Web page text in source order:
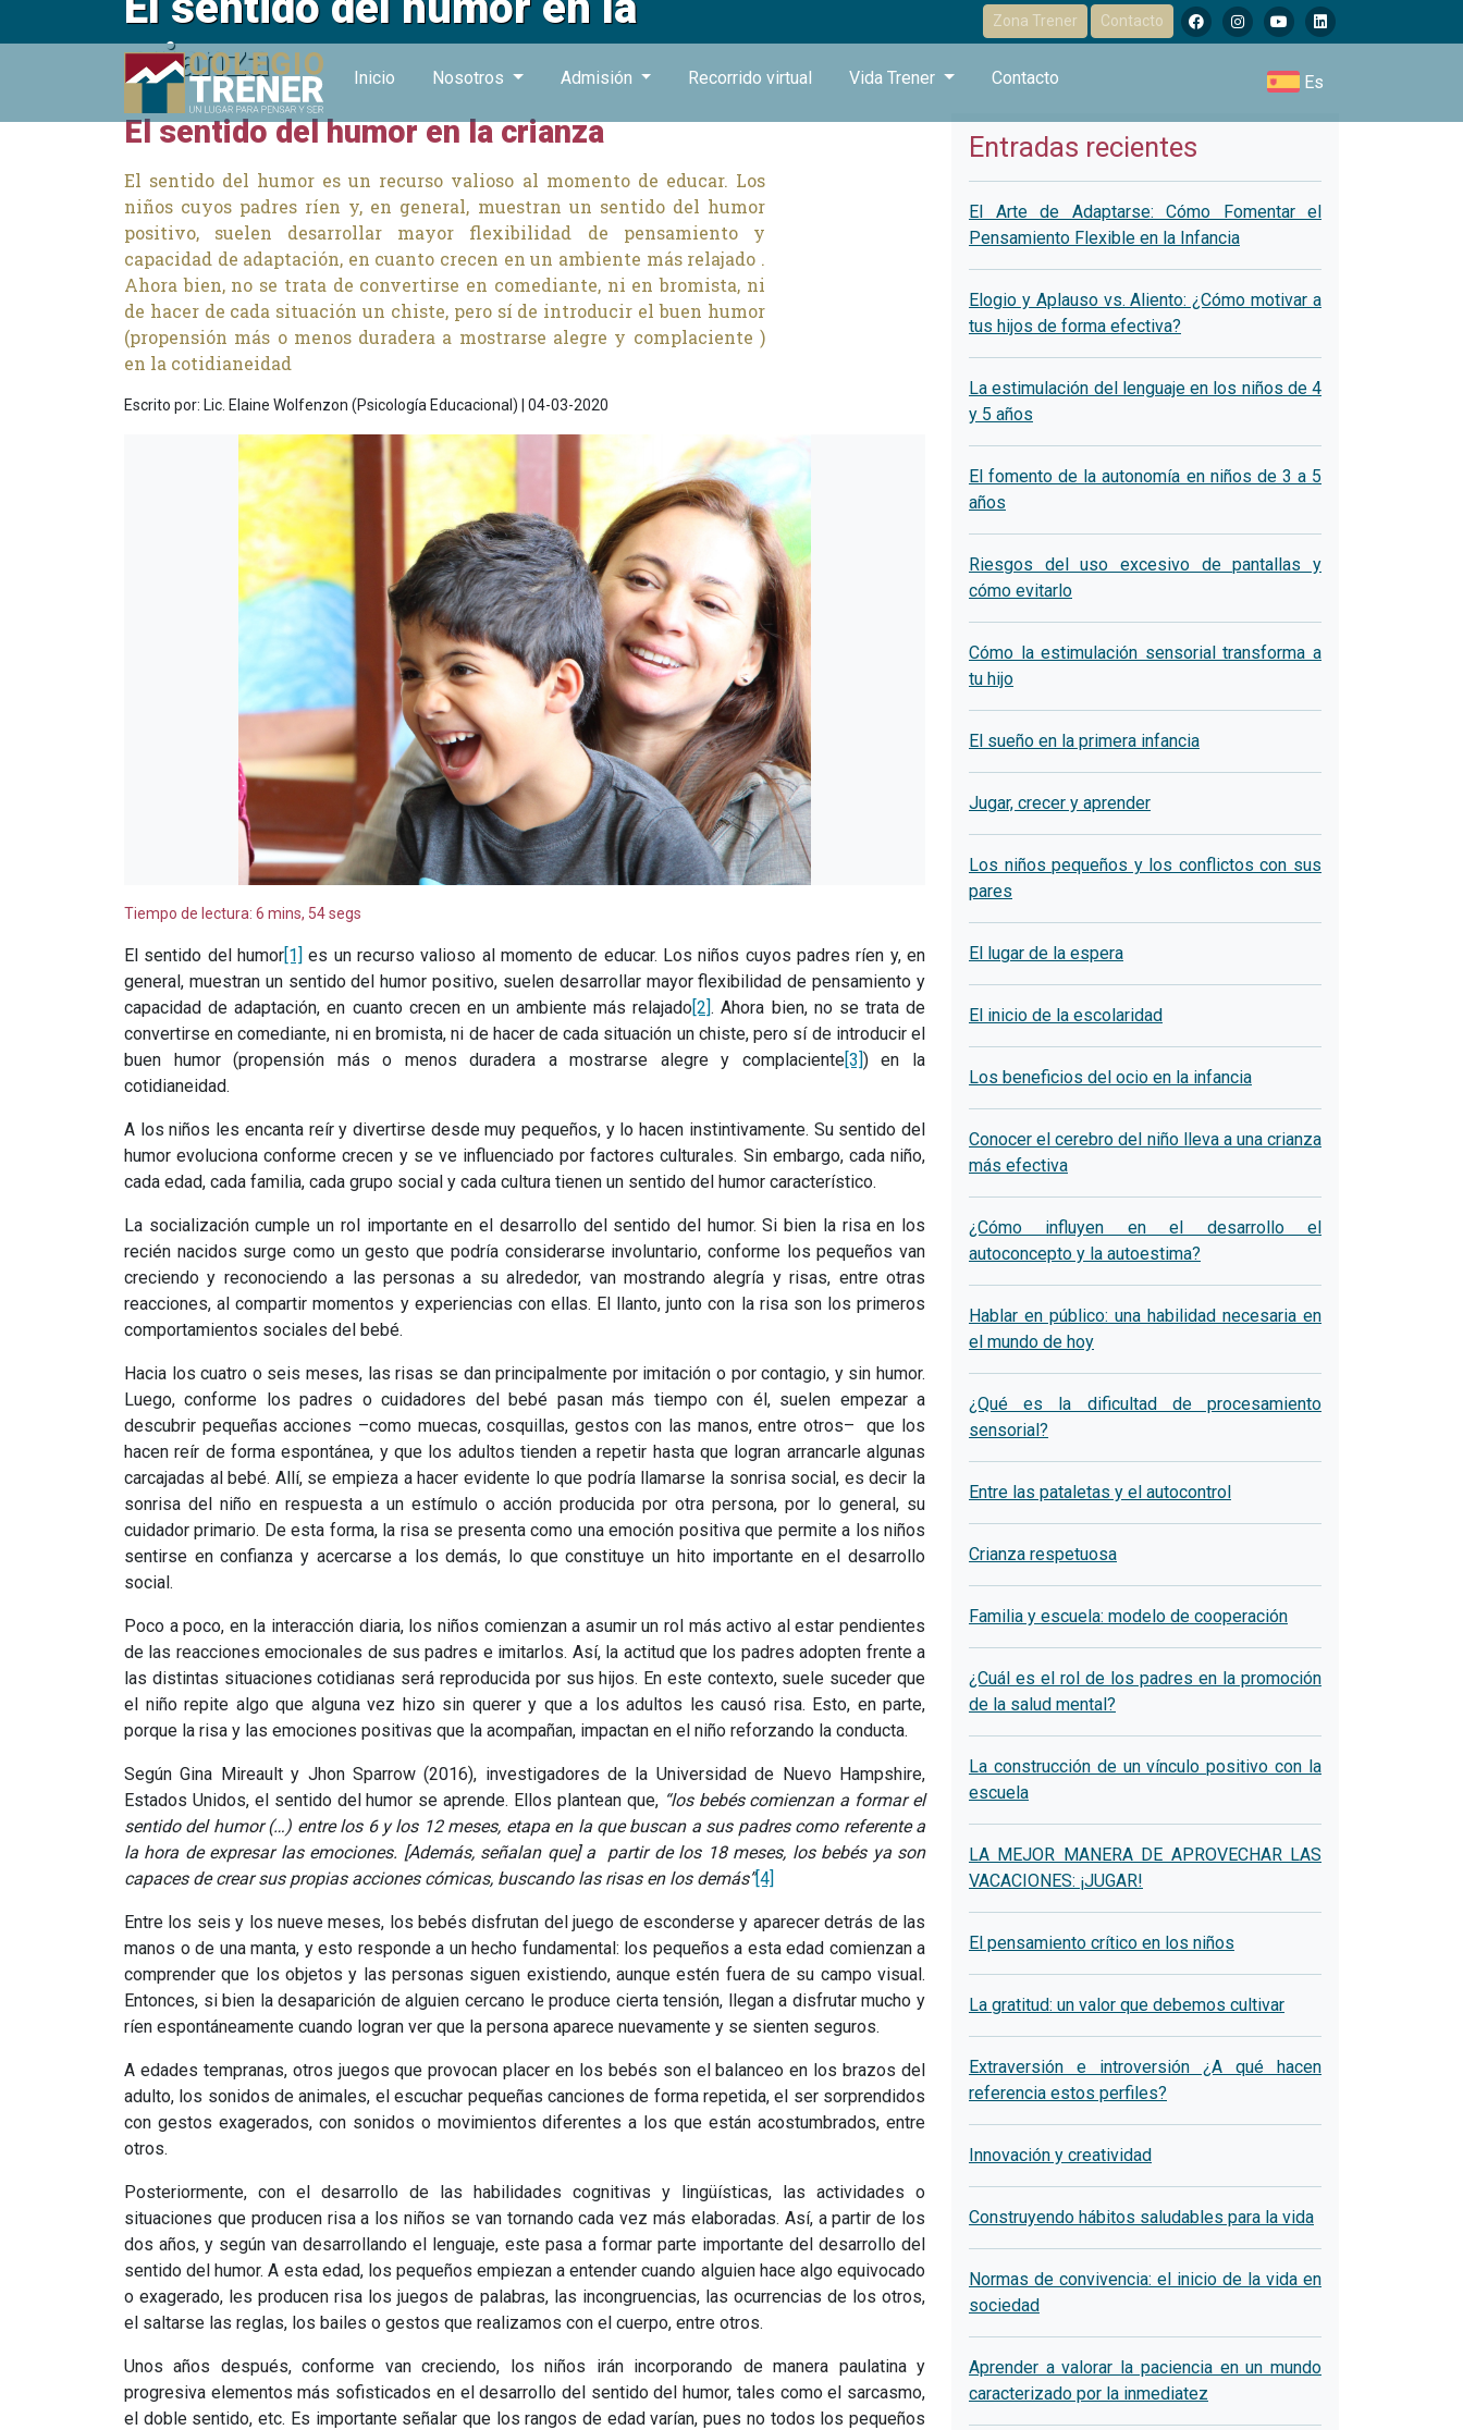
Zona Trener Contacto
Inicio Nosotros Admisión Recorrido virtual Vida Trener Contacto Es
crianza
El sentido del humor en la crianza
El sentido del humor es un recurso valioso al momento de educar. Los
niños cuyos padres ríen y, en general, muestran un sentido del humor
positivo, suelen desarrollar mayor flexibilidad de pensamiento y
capacidad de adaptación, en cuanto crecen en un ambiente más relajado .
Ahora bien, no se trata de convertirse en comediante, ni en bromista, ni
de hacer de cada situación un chiste, pero sí de introducir el buen humor
(propensión más o menos duradera a mostrarse alegre y complaciente )
en la cotidianeidad
Escrito por: Lic. Elaine Wolfenzon (Psicología Educacional) | 04-03-2020
Tiempo de lectura: 6 mins, 54 segs
El sentido del humor[1] es un recurso valioso al momento de educar. Los niños cuyos padres ríen y, en
general, muestran un sentido del humor positivo, suelen desarrollar mayor flexibilidad de pensamiento y
capacidad de adaptación, en cuanto crecen en un ambiente más relajado[2]. Ahora bien, no se trata de
convertirse en comediante, ni en bromista, ni de hacer de cada situación un chiste, pero sí de introducir el
buen humor (propensión más o menos duradera a mostrarse alegre y complaciente[3]) en la
cotidianeidad.
A los niños les encanta reír y divertirse desde muy pequeños, y lo hacen instintivamente. Su sentido del
humor evoluciona conforme crecen y se ve influenciado por factores culturales. Sin embargo, cada niño,
cada edad, cada familia, cada grupo social y cada cultura tienen un sentido del humor característico.
La socialización cumple un rol importante en el desarrollo del sentido del humor. Si bien la risa en los
recién nacidos surge como un gesto que podría considerarse involuntario, conforme los pequeños van
creciendo y reconociendo a las personas a su alrededor, van mostrando alegría y risas, entre otras
reacciones, al compartir momentos y experiencias con ellas. El llanto, junto con la risa son los primeros
comportamientos sociales del bebé.
Hacia los cuatro o seis meses, las risas se dan principalmente por imitación o por contagio, y sin humor.
Luego, conforme los padres o cuidadores del bebé pasan más tiempo con él, suelen empezar a
descubrir pequeñas acciones –como muecas, cosquillas, gestos con las manos, entre otros– que los
hacen reír de forma espontánea, y que los adultos tienden a repetir hasta que logran arrancarle algunas
carcajadas al bebé. Allí, se empieza a hacer evidente lo que podría llamarse la sonrisa social, es decir la
sonrisa del niño en respuesta a un estímulo o acción producida por otra persona, por lo general, su
cuidador primario. De esta forma, la risa se presenta como una emoción positiva que permite a los niños
sentirse en confianza y acercarse a los demás, lo que constituye un hito importante en el desarrollo
social.
Poco a poco, en la interacción diaria, los niños comienzan a asumir un rol más activo al estar pendientes
de las reacciones emocionales de sus padres e imitarlos. Así, la actitud que los padres adopten frente a
las distintas situaciones cotidianas será reproducida por sus hijos. En este contexto, suele suceder que
el niño repite algo que alguna vez hizo sin querer y que a los adultos les causó risa. Esto, en parte,
porque la risa y las emociones positivas que la acompañan, impactan en el niño reforzando la conducta.
Según Gina Mireault y Jhon Sparrow (2016), investigadores de la Universidad de Nuevo Hampshire,
Estados Unidos, el sentido del humor se aprende. Ellos plantean que, “los bebés comienzan a formar el
sentido del humor (…) entre los 6 y los 12 meses, etapa en la que buscan a sus padres como referente a
la hora de expresar las emociones. [Además, señalan que] a partir de los 18 meses, los bebés ya son
capaces de crear sus propias acciones cómicas, buscando las risas en los demás”[4]
Entre los seis y los nueve meses, los bebés disfrutan del juego de esconderse y aparecer detrás de las
manos o de una manta, y esto responde a un hecho fundamental: los pequeños a esta edad comienzan a
comprender que los objetos y las personas siguen existiendo, aunque estén fuera de su campo visual.
Entonces, si bien la desaparición de alguien cercano le produce cierta tensión, llegan a disfrutar mucho y
ríen espontáneamente cuando logran ver que la persona aparece nuevamente y se sienten seguros.
A edades tempranas, otros juegos que provocan placer en los bebés son el balanceo en los brazos del
adulto, los sonidos de animales, el escuchar pequeñas canciones de forma repetida, el ser sorprendidos
con gestos exagerados, con sonidos o movimientos diferentes a los que están acostumbrados, entre
otros.
Posteriormente, con el desarrollo de las habilidades cognitivas y lingüísticas, las actividades o
situaciones que producen risa a los niños se van tornando cada vez más elaboradas. Así, a partir de los
dos años, y según van desarrollando el lenguaje, este pasa a formar parte importante del desarrollo del
sentido del humor. A esta edad, los pequeños empiezan a entender cuando alguien hace algo equivocado
o exagerado, les producen risa los juegos de palabras, las incongruencias, las ocurrencias de los otros,
el saltarse las reglas, los bailes o gestos que realizamos con el cuerpo, entre otros.
Unos años después, conforme van creciendo, los niños irán incorporando de manera paulatina y
progresiva elementos más sofisticados en el desarrollo del sentido del humor, tales como el sarcasmo,
el doble sentido, etc. Es importante señalar que los rangos de edad varían, pues no todos los pequeños
Entradas recientes
El Arte de Adaptarse: Cómo Fomentar el
Pensamiento Flexible en la Infancia
Elogio y Aplauso vs. Aliento: ¿Cómo motivar a
tus hijos de forma efectiva?
La estimulación del lenguaje en los niños de 4
y 5 años
El fomento de la autonomía en niños de 3 a 5
años
Riesgos del uso excesivo de pantallas y
cómo evitarlo
Cómo la estimulación sensorial transforma a
tu hijo
El sueño en la primera infancia
Jugar, crecer y aprender
Los niños pequeños y los conflictos con sus
pares
El lugar de la espera
El inicio de la escolaridad
Los beneficios del ocio en la infancia
Conocer el cerebro del niño lleva a una crianza
más efectiva
¿Cómo influyen en el desarrollo el
autoconcepto y la autoestima?
Hablar en público: una habilidad necesaria en
el mundo de hoy
¿Qué es la dificultad de procesamiento
sensorial?
Entre las pataletas y el autocontrol
Crianza respetuosa
Familia y escuela: modelo de cooperación
¿Cuál es el rol de los padres en la promoción
de la salud mental?
La construcción de un vínculo positivo con la
escuela
LA MEJOR MANERA DE APROVECHAR LAS
VACACIONES: ¡JUGAR!
El pensamiento crítico en los niños
La gratitud: un valor que debemos cultivar
Extraversión e introversión ¿A qué hacen
referencia estos perfiles?
Innovación y creatividad
Construyendo hábitos saludables para la vida
Normas de convivencia: el inicio de la vida en
sociedad
Aprender a valorar la paciencia en un mundo
caracterizado por la inmediatez